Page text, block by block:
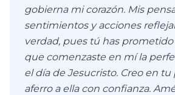
gobierna mi corazón. Mis
sentimientos y acciones
verdad, pues tú has prometido
que comenzaste en mí la
el día de Jesucristo. Creo en
aferro a ella con confianza.